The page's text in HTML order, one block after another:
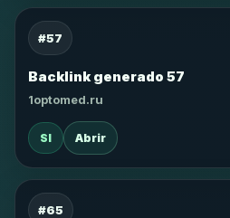
#57
Backlink generado 57
1optomed.ru
SI Abrir
#65